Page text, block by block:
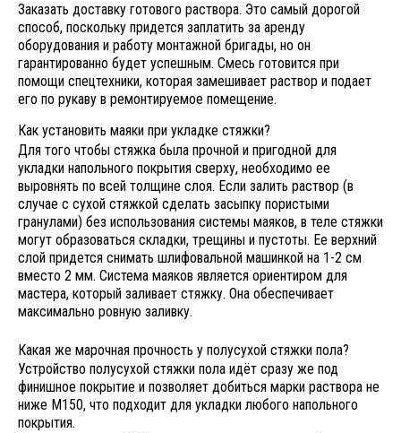
Заказать доставку готового раствора. Это самый дорогой
способ, поскольку придется заплатить за аренду
оборудования и работу монтажной бригады, но он
гарантированно будет успешным. Смесь готовится при
помощи спецтехники, которая замешивает раствор и подает
его по рукаву в ремонтируемое помещение.
Как установить маяки при укладке стяжки?
Для того чтобы стяжка была прочной и пригодной для
укладки напольного покрытия сверху, необходимо ее
выровнять по всей толщине слоя. Если залить раствор (в
случае с сухой стяжкой сделать засыпку пористыми
гранулами) без использования системы маяков, в теле стяжки
могут образоваться складки, трещины и пустоты. Ее верхний
слой придется снимать шлифовальной машинкой на 1-2 см
вместо 2 мм. Система маяков является ориентиром для
мастера, который заливает стяжку. Она обеспечивает
максимально ровную заливку.
Какая же марочная прочность у полусухой стяжки пола?
Устройство полусухой стяжки пола идёт сразу же под
финишное покрытие и позволяет добиться марки раствора не
ниже М150, что подходит для укладки любого напольного
покрытия.